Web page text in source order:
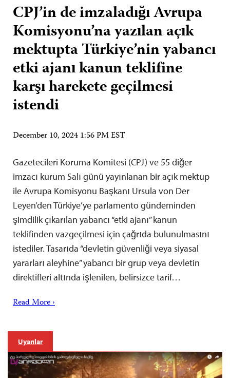
CPJ’in de imzaladığı Avrupa
Komisyonu’na yazılan açık
mektupta Türkiye’nin yabancı
etki ajanı kanun teklifine
karşı harekete geçilmesi
istendi
December 10, 2024 1:56 PM EST
Gazetecileri Koruma Komitesi (CPJ) ve 55 diğer
imzacı kurum Salı günü yayınlanan bir açık mektup
ile Avrupa Komisyonu Başkanı Ursula von Der
Leyen’den Türkiye’ye parlamento gündeminden
şimdilik çıkarılan yabancı “etki ajanı” kanun
teklifinden vazgeçilmesi için çağrıda bulunulmasını
istediler. Tasarıda “devletin güvenliği veya siyasal
yararları aleyhine” yabancı bir grup veya devletin
direktifleri altında işlenilen, belirsizce tarif…
Read More ›
Uyarılar